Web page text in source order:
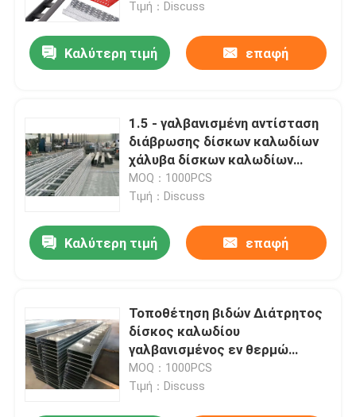
Βίντεο
Περίπου εμείς
Ποιοτικός έλεγχος
Μας ελάτε σε επαφή με
Τιμή：Discuss
Καλύτερη τιμή επαφή
1.5 - γαλβανισμένη αντίσταση
διάβρωσης δίσκων καλωδίων
χάλυβα δίσκων καλωδίων
τύπων σκαλών 2.5mm
MOQ：1000PCS
Τιμή：Discuss
Καλύτερη τιμή επαφή
Τοποθέτηση βιδών Διάτρητος
δίσκος καλωδίου
γαλβανισμένος εν θερμώ
πάχους 1,5-2,5 mm
MOQ：1000PCS
Τιμή：Discuss